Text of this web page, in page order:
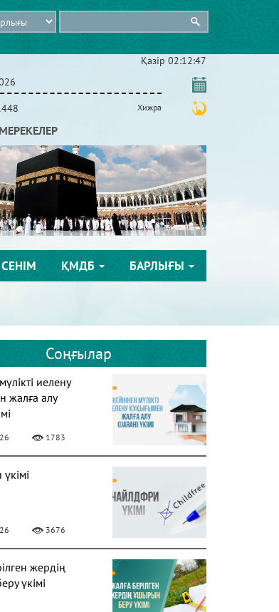
Қазір 02:12:47
Хижра
ҚМДБ БАРЛЫҒЫ
Соңғылар
иелену
жалға алу
1783
3676
жердің
үкімі